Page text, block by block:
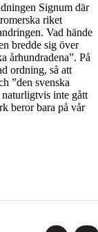
Signum där
riket
Vad hände
bredde sig över
århundradena”. På
ordning, så att
”den svenska
naturligtvis inte gått
beror bara på vår